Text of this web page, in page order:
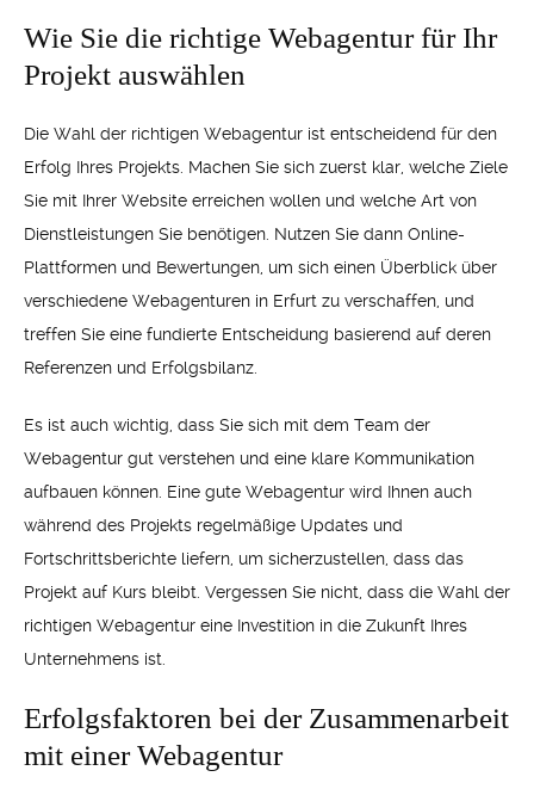
Wie Sie die richtige Webagentur für Ihr
Projekt auswählen
Die Wahl der richtigen Webagentur ist entscheidend für den
Erfolg Ihres Projekts. Machen Sie sich zuerst klar, welche Ziele
Sie mit Ihrer Website erreichen wollen und welche Art von
Dienstleistungen Sie benötigen. Nutzen Sie dann Online-
Plattformen und Bewertungen, um sich einen Überblick über
verschiedene Webagenturen in Erfurt zu verschaffen, und
treffen Sie eine fundierte Entscheidung basierend auf deren
Referenzen und Erfolgsbilanz.
Es ist auch wichtig, dass Sie sich mit dem Team der
Webagentur gut verstehen und eine klare Kommunikation
aufbauen können. Eine gute Webagentur wird Ihnen auch
während des Projekts regelmäßige Updates und
Fortschrittsberichte liefern, um sicherzustellen, dass das
Projekt auf Kurs bleibt. Vergessen Sie nicht, dass die Wahl der
richtigen Webagentur eine Investition in die Zukunft Ihres
Unternehmens ist.
Erfolgsfaktoren bei der Zusammenarbeit
mit einer Webagentur